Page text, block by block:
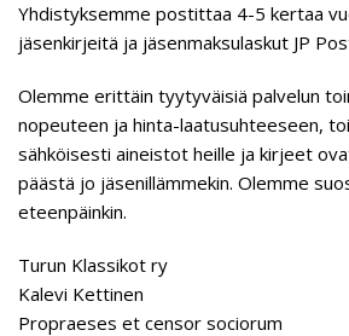
Yhdistyksemme postittaa 4-5 kertaa
jäsenkirjeitä ja jäsenmaksulaskut JP
Olemme erittäin tyytyväisiä palvelun
nopeuteen ja hinta-laatusuhteeseen,
sähköisesti aineistot heille ja kirjeet
päästä jo jäsenillämmekin. Olemme
eteenpäinkin.
Turun Klassikot ry
Kalevi Kettinen
Propraeses et censor sociorum